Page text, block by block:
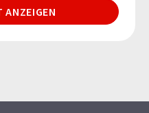
ANZEIGEN